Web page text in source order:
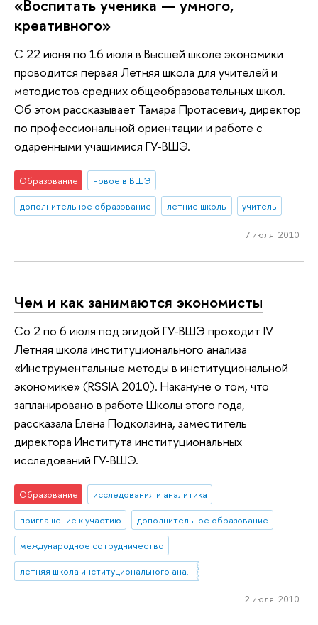
«Воспитать ученика — умного,
креативного»
С 22 июня по 16 июля в Высшей школе экономики
проводится первая Летняя школа для учителей и
методистов средних общеобразовательных школ.
Об этом рассказывает Тамара Протасевич, директор
по профессиональной ориентации и работе с
одаренными учащимися ГУ-ВШЭ.
Образование
новое в ВШЭ
дополнительное образование
летние школы учитель
7 июля 2010
Чем и как занимаются экономисты
Со 2 по 6 июля под эгидой ГУ-ВШЭ проходит IV
Летняя школа институционального анализа
«Инструментальные методы в институциональной
экономике» (RSSIA 2010). Накануне о том, что
запланировано в работе Школы этого года,
рассказала Елена Подколзина, заместитель
директора Института институциональных
исследований ГУ-ВШЭ.
Образование
исследования и аналитика
приглашение к участию
дополнительное образование
международное сотрудничество
летняя школа институционального анализа
2 июля 2010